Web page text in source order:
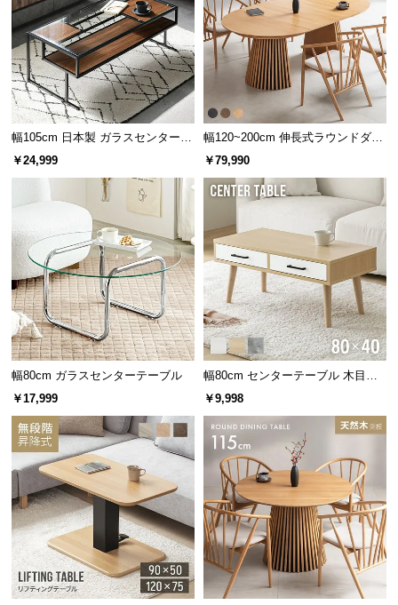
様
サ
ポ
ー
ト
お
知
ブ
ロ
企
業
情
報
幅105cm 日本製 ガラスセンターテ
ーブル
￥24,999
幅120~200cm 伸長式ラウンドダイ
ニングテーブル 6人掛け 天然木突
￥79,990
幅80cm ガラスセンターテーブル
￥17,999
幅80cm センターテーブル 木目調/
モルタル調 収納付き テーパードレ
￥9,998